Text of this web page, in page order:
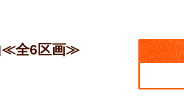
≪全6区画≫